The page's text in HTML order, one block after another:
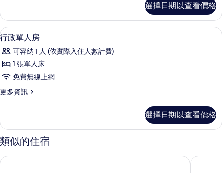
有
相
片
房
的
詳
情
選擇日期以查看價格
顯
示
行
政
單
人
的
所
有
相
迷你吧、客房內保險箱、書桌、筆電
5
行政單人房
可容納 1 人 (依實際入住人數計費)
1 張單人床
免費無線上網
更多資訊
更
單
人
房
詳
選擇日期以查看價格
類似的住宿
Florence Lavagnini The Social Hub 飯店 IQ